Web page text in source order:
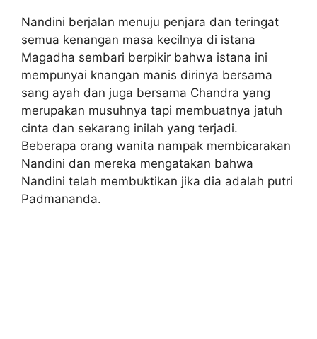
Nandini berjalan menuju penjara dan teringat
semua kenangan masa kecilnya di istana
Magadha sembari berpikir bahwa istana ini
mempunyai knangan manis dirinya bersama
sang ayah dan juga bersama Chandra yang
merupakan musuhnya tapi membuatnya jatuh
cinta dan sekarang inilah yang terjadi.
Beberapa orang wanita nampak membicarakan
Nandini dan mereka mengatakan bahwa
Nandini telah membuktikan jika dia adalah putri
Padmananda.